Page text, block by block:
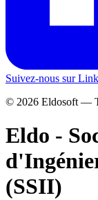
Suivez-nous sur
© 2026 Eldosoft —
Eldo -
(SSII)